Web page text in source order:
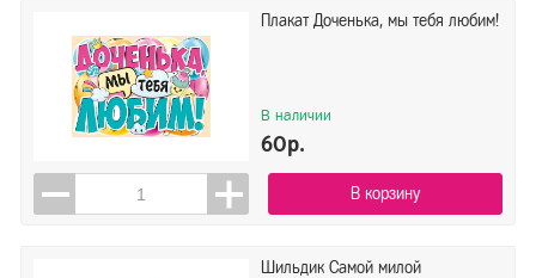
Плакат Доченька, мы тебя любим!
В наличии
60р.
В корзину
Шильдик Самой милой